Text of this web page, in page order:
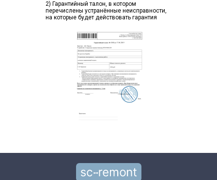
2) Гарантийный талон, в котором
перечислены устранённые неисправности,
на которые будет действовать гарантия